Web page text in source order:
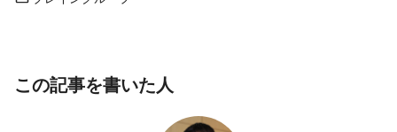
この記事を書いた人